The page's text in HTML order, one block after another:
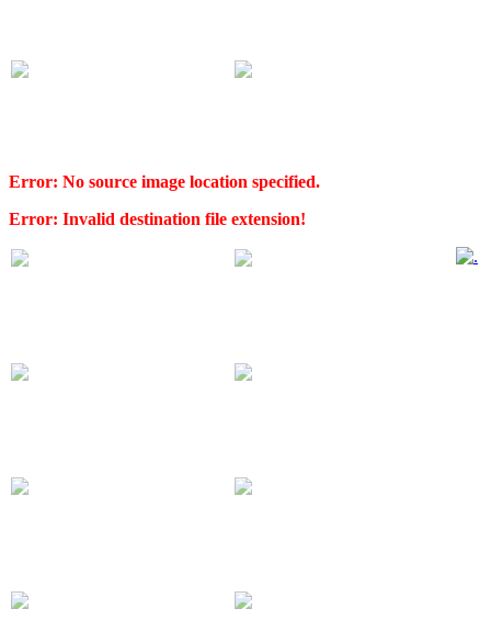
Error: No source image location specified.
Error: Invalid destination file extension!